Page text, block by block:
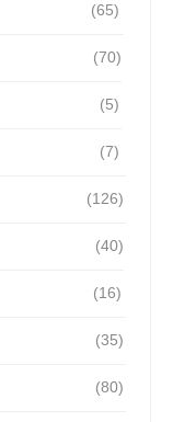
(65)
(70)
(5)
(7)
(126)
(40)
(16)
(35)
(80)